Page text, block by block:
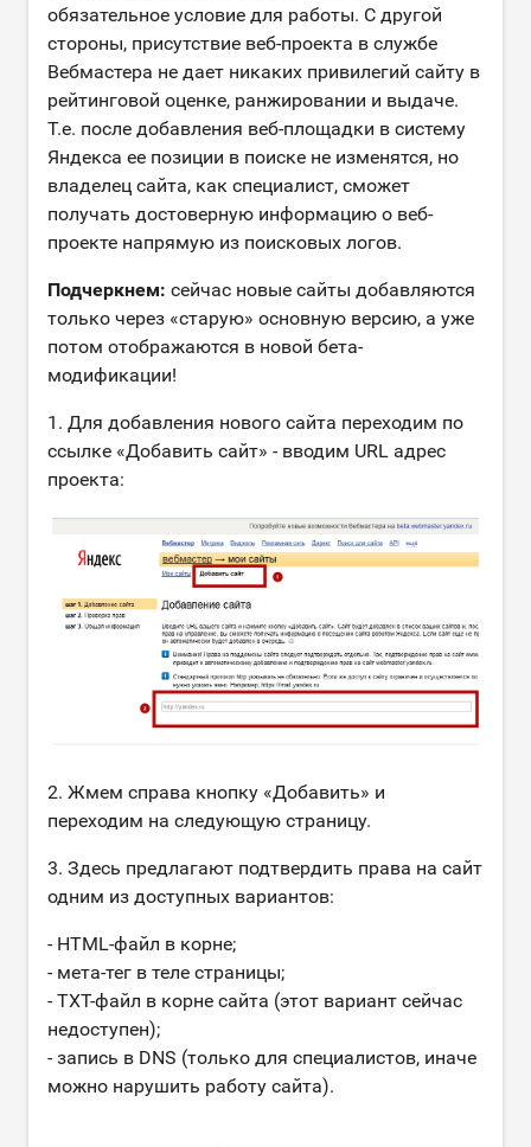
обязательное условие для работы. С другой
стороны, присутствие веб-проекта в службе
Вебмастера не дает никаких привилегий сайту в
рейтинговой оценке, ранжировании и выдаче.
Т.е. после добавления веб-площадки в систему
Яндекса ее позиции в поиске не изменятся, но
владелец сайта, как специалист, сможет
получать достоверную информацию о веб-
проекте напрямую из поисковых логов.
Подчеркнем: сейчас новые сайты добавляются
только через «старую» основную версию, а уже
потом отображаются в новой бета-
модификации!
1. Для добавления нового сайта переходим по
ссылке «Добавить сайт» - вводим URL адрес
проекта:
2. Жмем справа кнопку «Добавить» и
переходим на следующую страницу.
3. Здесь предлагают подтвердить права на сайт
одним из доступных вариантов:
- HTML-файл в корне;
- мета-тег в теле страницы;
- TXT-файл в корне сайта (этот вариант сейчас
недоступен);
- запись в DNS (только для специалистов, иначе
можно нарушить работу сайта).